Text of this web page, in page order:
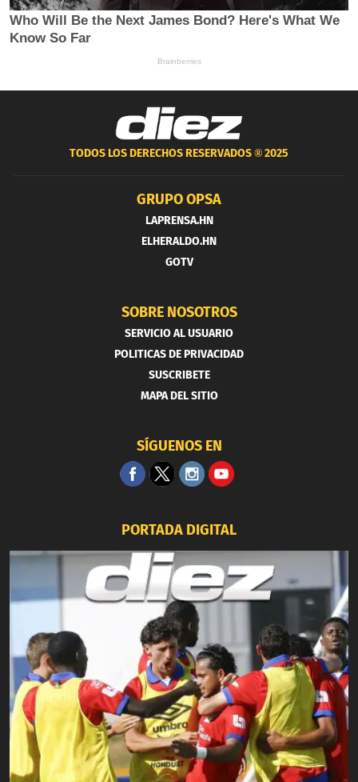
TODOS LOS DERECHOS RESERVADOS ®2025
GRUPO OPSA
LAPRENSA.HN
ELHERALDO.HN
GOTV
SOBRE NOSOTROS
SERVICIO AL USUARIO
POLITICAS DE PRIVACIDAD
SUSCRIBETE
MAPA DEL SITIO
SÍGUENOS EN
PORTADA DIGITAL